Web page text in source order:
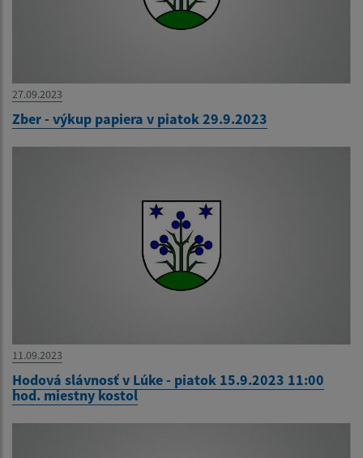
27.09.2023
Zber - výkup papiera v piatok 29.9.2023
11.09.2023
Hodová slávnosť v Lúke - piatok 15.9.2023 11:00
hod. miestny kostol